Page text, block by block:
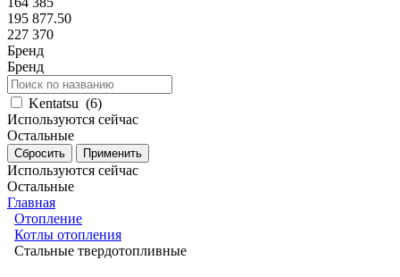
195 877.50
227 370
Бренд
Бренд
Kentatsu (6)
Используются сейчас
Остальные
Используются сейчас
Остальные
Главная
Отопление
Котлы отопления
Стальные твердотопливные